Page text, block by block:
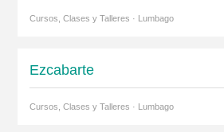
Cursos, Clases y Talleres · Lumbago
Ezcabarte
Cursos, Clases y Talleres · Lumbago